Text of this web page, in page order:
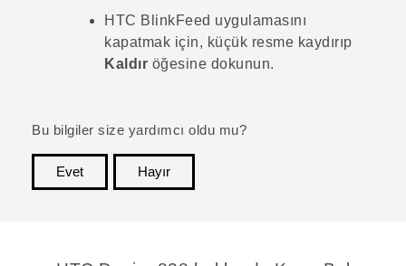
HTC BlinkFeed uygulamasını
kapatmak için, küçük resme kaydırıp
Kaldır öğesine dokunun.
Bu bilgiler size yardımcı oldu mu?
Evet
Hayır